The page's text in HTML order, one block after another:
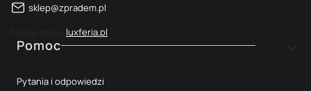
sklep@zpradem.pl
luxferia.pl
Linki w stopce
Pomoc
Pytania i odpowiedzi